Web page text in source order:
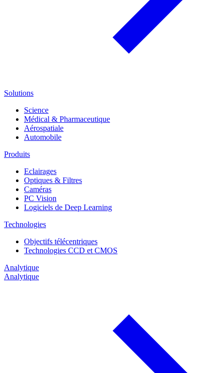
Solutions
Science
Médical & Pharmaceutique
Aérospatiale
Automobile
Produits
Eclairages
Optiques & Filtres
Caméras
PC Vision
Logiciels de Deep Learning
Technologies
Objectifs télécentriques
Technologies CCD et CMOS
Analytique
Analytique